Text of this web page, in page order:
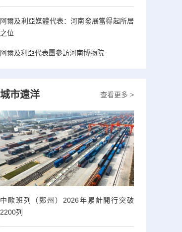
阿爾及利亞媒體代表：河南發展當得起所居
之位
阿爾及利亞代表團參訪河南博物院
查看更多 >
城市遠洋
中歐班列（鄭州）2026年累計開行突破
2200列